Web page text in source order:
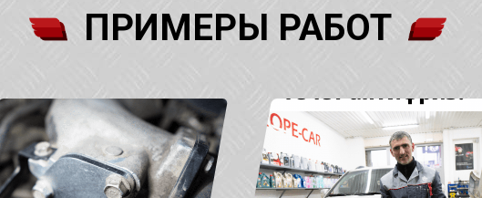
ПРИМЕРЫ РАБОТ